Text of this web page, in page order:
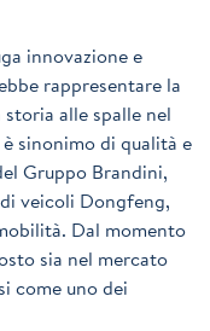
innovazione e
rappresentare la
alle spalle nel
sinonimo di qualità e
Gruppo Brandini,
veicoli Dongfeng,
Dal momento
sia nel mercato
come uno dei